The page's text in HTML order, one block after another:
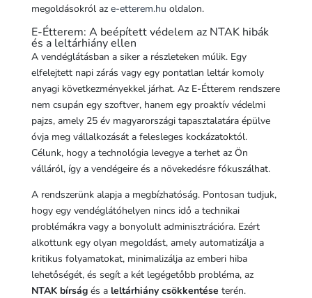
megoldásokról az e-etterem.hu oldalon.
E-Étterem: A beépített védelem az NTAK hibák
és a leltárhiány ellen
A vendéglátásban a siker a részleteken múlik. Egy
elfelejtett napi zárás vagy egy pontatlan leltár komoly
anyagi következményekkel járhat. Az E-Étterem rendszere
nem csupán egy szoftver, hanem egy proaktív védelmi
pajzs, amely 25 év magyarországi tapasztalatára épülve
óvja meg vállalkozását a felesleges kockázatoktól.
Célunk, hogy a technológia levegye a terhet az Ön
válláról, így a vendégeire és a növekedésre fókuszálhat.
A rendszerünk alapja a megbízhatóság. Pontosan tudjuk,
hogy egy vendéglátóhelyen nincs idő a technikai
problémákra vagy a bonyolult adminisztrációra. Ezért
alkottunk egy olyan megoldást, amely automatizálja a
kritikus folyamatokat, minimalizálja az emberi hiba
lehetőségét, és segít a két legégetőbb probléma, az
NTAK bírságés a leltárhiány csökkentése terén.